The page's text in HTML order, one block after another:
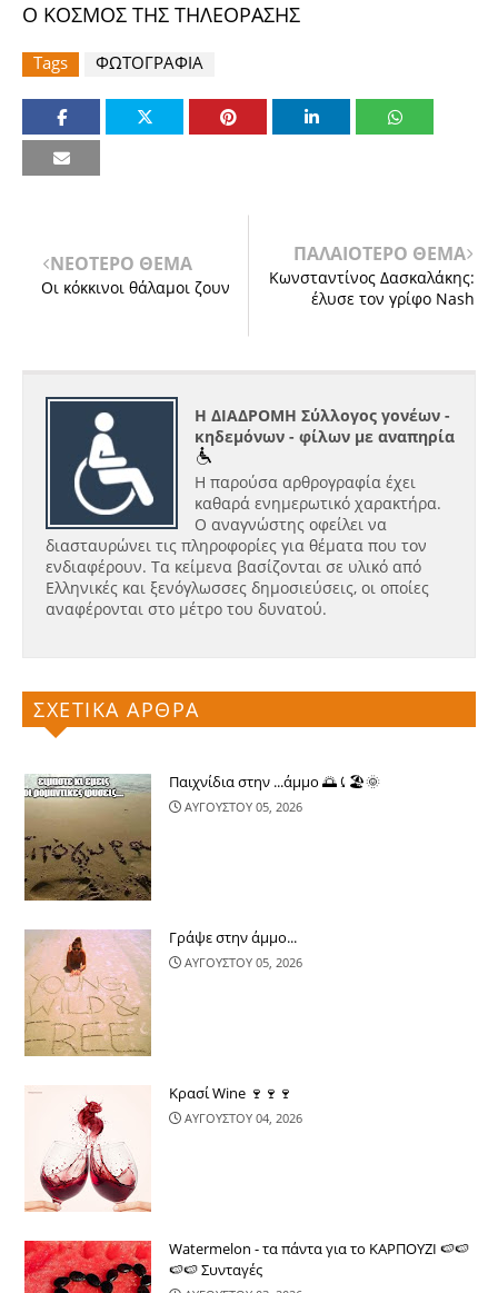
Ο ΚΟΣΜΟΣ ΤΗΣ ΤΗΛΕΟΡΑΣΗΣ
Tags ΦΩΤΟΓΡΑΦΙΑ
ΝΕΟΤΕΡΟ ΘΕΜΑ
Οι κόκκινοι θάλαμοι ζουν
ΠΑΛΑΙΟΤΕΡΟ ΘΕΜΑ
Κωνσταντίνος Δασκαλάκης:
έλυσε τον γρίφο Nash
Η ΔΙΑΔΡΟΜΗ Σύλλογος γονέων -
κηδεμόνων - φίλων με αναπηρία
Η παρούσα αρθρογραφία έχει
καθαρά ενημερωτικό χαρακτήρα.
Ο αναγνώστης οφείλει να
διασταυρώνει τις πληροφορίες για θέματα που τον
ενδιαφέρουν. Τα κείμενα βασίζονται σε υλικό από
Ελληνικές και ξενόγλωσσες δημοσιεύσεις, οι οποίες
αναφέρονται στο μέτρο του δυνατού.
ΣΧΕΤΙΚΑ ΑΡΘΡΑ
Παιχνίδια στην ...άμμο 🌅⤹🏖🌞
ΑΥΓΟΥΣΤΟΥ 05, 2026
Γράψε στην άμμο...
ΑΥΓΟΥΣΤΟΥ 05, 2026
Κρασί Wine 🍷🍷🍷
ΑΥΓΟΥΣΤΟΥ 04, 2026
Watermelon - τα πάντα για το ΚΑΡΠΟΥΖΙ 🍉🍉
🍉🍉 Συνταγές